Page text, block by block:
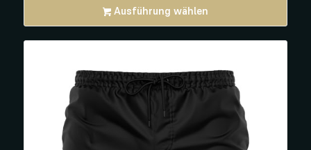
Ausführung wählen